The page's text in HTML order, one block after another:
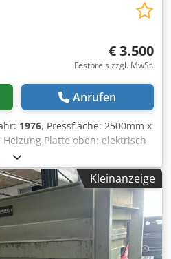
€ 3.500
Festpreis zzgl. MwSt.
Anrufen
1976, Pressfläche: 2500mm x
Platte oben: elektrisch
Plattenoberfläche: ALU -
der Zylinder: 4 Codpjx Edl
ca. 33A Maschinenlänge: 3000
Gewicht: 4000kg
Kleinanzeige